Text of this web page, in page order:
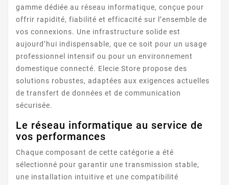
gamme dédiée au réseau informatique, conçue pour
offrir rapidité, fiabilité et efficacité sur l’ensemble de
vos connexions. Une infrastructure solide est
aujourd’hui indispensable, que ce soit pour un usage
professionnel intensif ou pour un environnement
domestique connecté. Elecie Store propose des
solutions robustes, adaptées aux exigences actuelles
de transfert de données et de communication
sécurisée.
Le réseau informatique au service de
vos performances
Chaque composant de cette catégorie a été
sélectionné pour garantir une transmission stable,
une installation intuitive et une compatibilité